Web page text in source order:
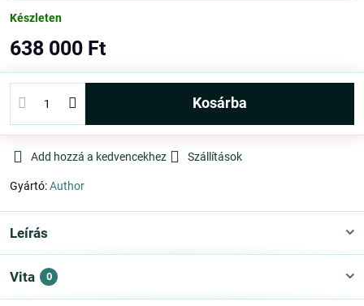
Készleten
638 000 Ft
kosárba
Add hozzá a kedvencekhez Szállítások
Gyártó:Author
Leírás
Vita 0